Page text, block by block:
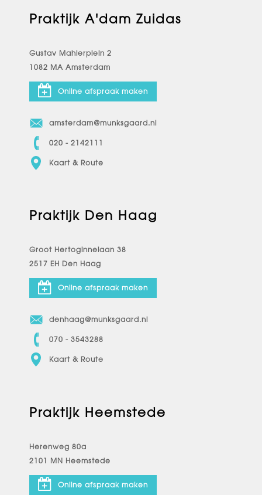
Praktijk A'dam Zuidas
Gustav Mahlerplein 2
1082 MA Amsterdam
Online afspraak maken
amsterdam@munksgaard.nl
020 - 2142111
Kaart & Route
Praktijk Den Haag
Groot Hertoginnelaan 38
2517 EH Den Haag
Online afspraak maken
denhaag@munksgaard.nl
070 - 3543288
Kaart & Route
Praktijk Heemstede
Herenweg 80a
2101 MN Heemstede
Online afspraak maken